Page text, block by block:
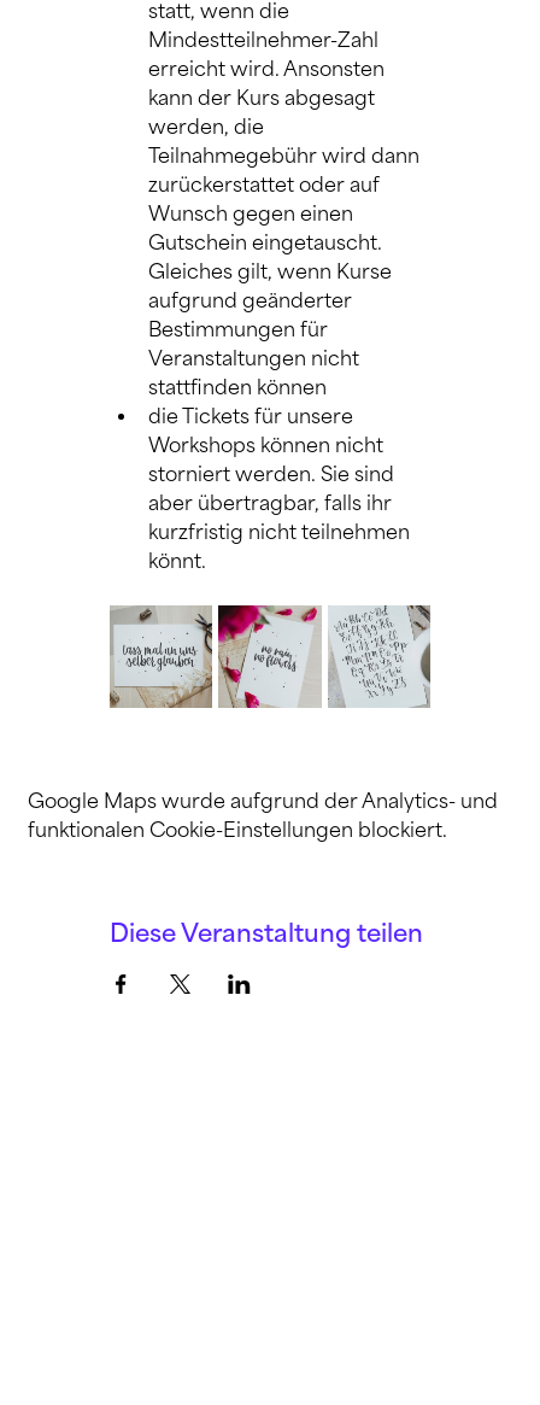
statt, wenn die
Mindestteilnehmer-Zahl
erreicht wird. Ansonsten
kann der Kurs abgesagt
werden, die
Teilnahmegebühr wird dann
zurückerstattet oder auf
Wunsch gegen einen
Gutschein eingetauscht.
Gleiches gilt, wenn Kurse
aufgrund geänderter
Bestimmungen für
Veranstaltungen nicht
stattfinden können
die Tickets für unsere
Workshops können nicht
storniert werden. Sie sind
aber übertragbar, falls ihr
kurzfristig nicht teilnehmen
könnt.
Google Maps wurde aufgrund der Analytics- und
funktionalen Cookie-Einstellungen blockiert.
Diese Veranstaltung teilen